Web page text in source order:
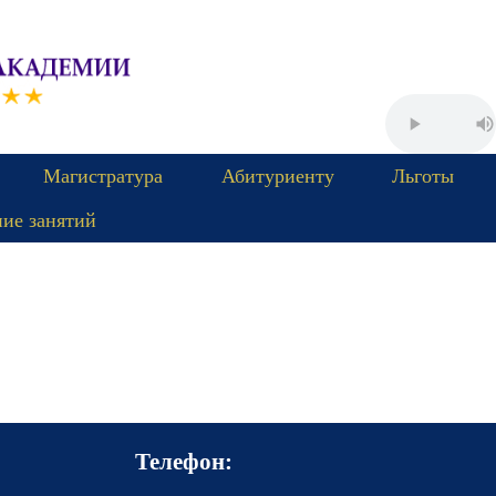
Магистратура Абитуриенту
Льготы
занятий
Телефон: